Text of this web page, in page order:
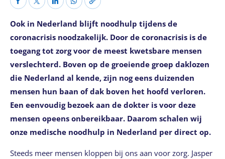
Ook in Nederland blijft noodhulp tijdens de
coronacrisis noodzakelijk. Door de coronacrisis is de
toegang tot zorg voor de meest kwetsbare mensen
verslechterd. Boven op de groeiende groep daklozen
die Nederland al kende, zijn nog eens duizenden
mensen hun baan of dak boven het hoofd verloren.
Een eenvoudig bezoek aan de dokter is voor deze
mensen opeens onbereikbaar. Daarom schalen wij
onze medische noodhulp in Nederland per direct op.
Steeds meer mensen kloppen bij ons aan voor zorg. Jasper